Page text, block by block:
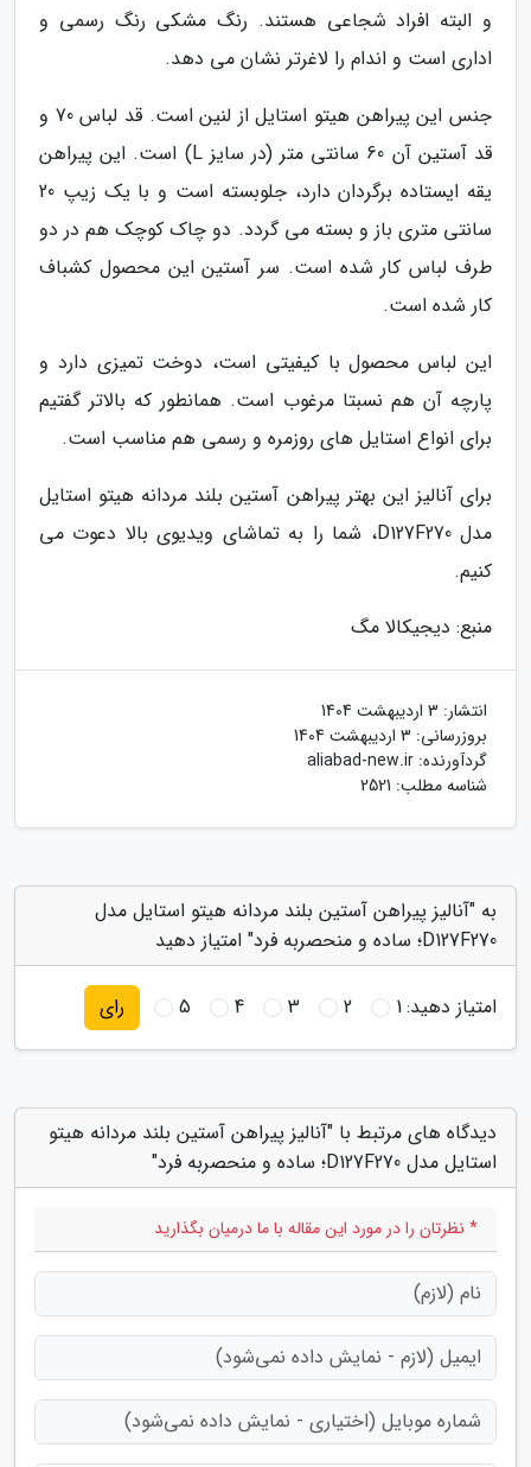
و البته افراد شجاعی هستند. رنگ مشکی رنگ رسمی و
اداری است و اندام را لاغرتر نشان می دهد.
جنس این پیراهن هیتو استایل از لنین است. قد لباس 70 و
قد آستین آن 60 سانتی متر (در سایز L) است. این پیراهن
یقه ایستاده برگردان دارد، جلوبسته است و با یک زیپ 20
سانتی متری باز و بسته می گردد. دو چاک کوچک هم در دو
طرف لباس کار شده است. سر آستین این محصول کشباف
کار شده است.
این لباس محصول با کیفیتی است، دوخت تمیزی دارد و
پارچه آن هم نسبتا مرغوب است. همانطور که بالاتر گفتیم
برای انواع استایل های روزمره و رسمی هم مناسب است.
برای آنالیز این بهتر پیراهن آستین بلند مردانه هیتو استایل
مدل D127F270، شما را به تماشای ویدیوی بالا دعوت می
کنیم.
منبع: دیجیکالا مگ
انتشار: 3 اردیبهشت 1404
بروزرسانی: 3 اردیبهشت 1404
گردآورنده: aliabad-new.ir
شناسه مطلب: 2521
به "آنالیز پیراهن آستین بلند مردانه هیتو استایل مدل
D127F270؛ ساده و منحصربه فرد" امتیاز دهید
امتیاز دهید:1
2
3
4
5 رای
دیدگاه های مرتبط با "آنالیز پیراهن آستین بلند مردانه هیتو
استایل مدل D127F270؛ ساده و منحصربه فرد"
* نظرتان را در مورد این مقاله با ما درمیان بگذارید